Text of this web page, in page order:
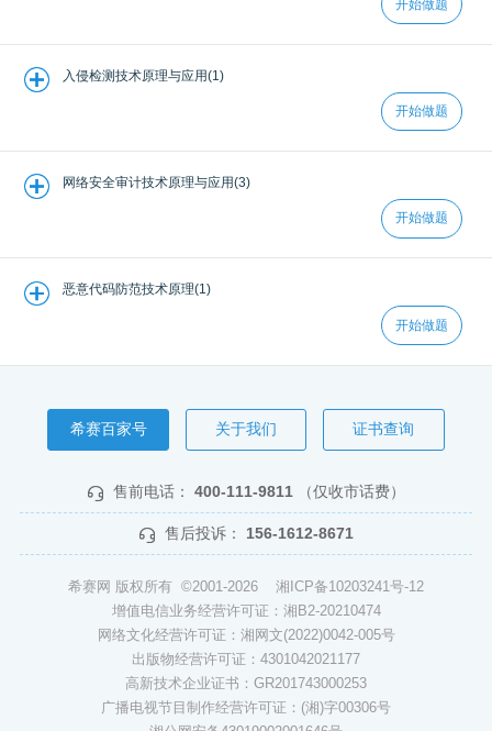
开始做题
入侵检测技术原理与应用(1)
开始做题
网络安全审计技术原理与应用(3)
开始做题
恶意代码防范技术原理(1)
开始做题
希赛百家号 关于我们 证书查询
售前电话： 400-111-9811 （仅收市话费）
售后投诉： 156-1612-8671
希赛网 版权所有 ©2001-2026 湘ICP备10203241号-12
增值电信业务经营许可证：湘B2-20210474
网络文化经营许可证：湘网文(2022)0042-005号
出版物经营许可证：4301042021177
高新技术企业证书：GR201743000253
广播电视节目制作经营许可证：(湘)字00306号